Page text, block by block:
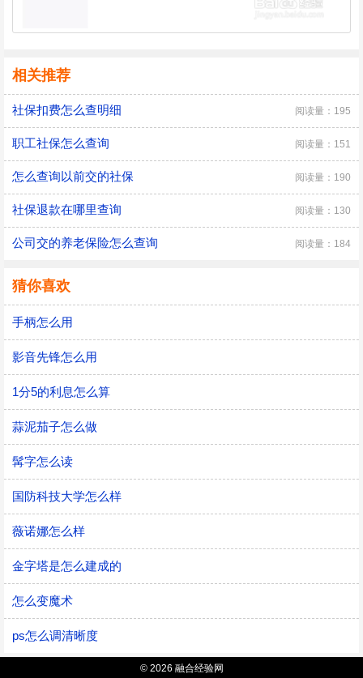
相关推荐
社保扣费怎么查明细 阅读量：195
职工社保怎么查询 阅读量：151
怎么查询以前交的社保 阅读量：190
社保退款在哪里查询 阅读量：130
公司交的养老保险怎么查询 阅读量：184
猜你喜欢
手柄怎么用
影音先锋怎么用
1分5的利息怎么算
蒜泥茄子怎么做
髯字怎么读
国防科技大学怎么样
薇诺娜怎么样
金字塔是怎么建成的
怎么变魔术
ps怎么调清晰度
© 2026 融合经验网